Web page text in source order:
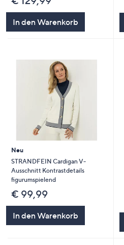
In den Warenkorb
Neu
STRANDFEIN Cardigan V-
Ausschnitt Kontrastdetails
figurumspielend
€ 99,99
In den Warenkorb